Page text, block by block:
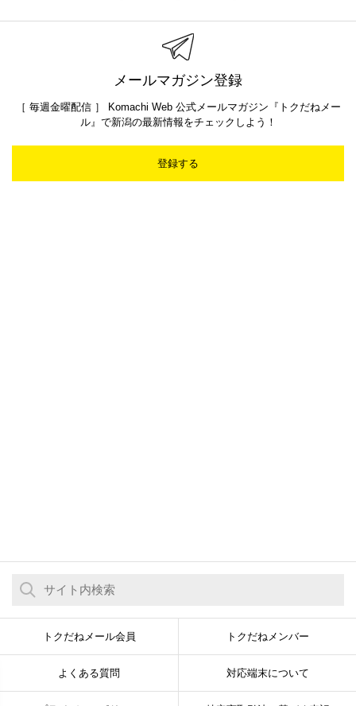
メールマガジン登録
［ 毎週金曜配信 ］ Komachi Web 公式メールマガジン『トクだねメー
ル』で新潟の最新情報をチェックしよう！
登録する
トクだねメール会員 トクだねメンバー
よくある質問 対応端末について